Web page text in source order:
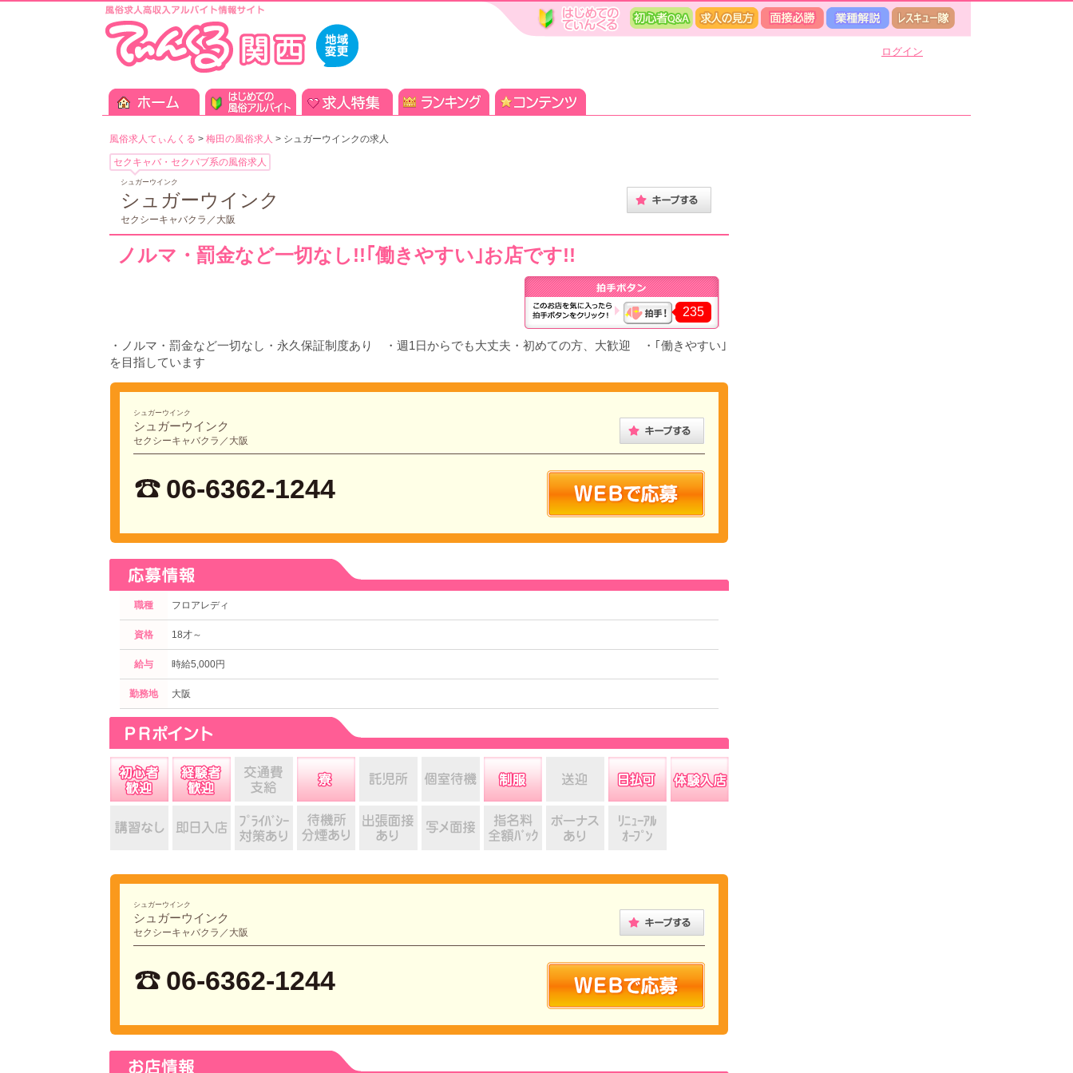
ログイン
風俗求人てぃんくる > 梅田の風俗求人 > シュガーウインクの求人
セクキャバ・セクパブ系の風俗求人
シュガーウインク
シュガーウインク
セクシーキャバクラ／大阪
ノルマ・罰金など一切なし!!｢働きやすい｣お店です!!
235
・ノルマ・罰金など一切なし・永久保証制度あり ・週1日からでも大丈夫・初めての方、大歓迎 ・｢働きやすい｣
を目指しています
シュガーウインク
シュガーウインク
セクシーキャバクラ／大阪
06-6362-1244
職種 フロアレディ
資格 18才～
給与 時給5,000円
勤務地 大阪
シュガーウインク
シュガーウインク
セクシーキャバクラ／大阪
06-6362-1244